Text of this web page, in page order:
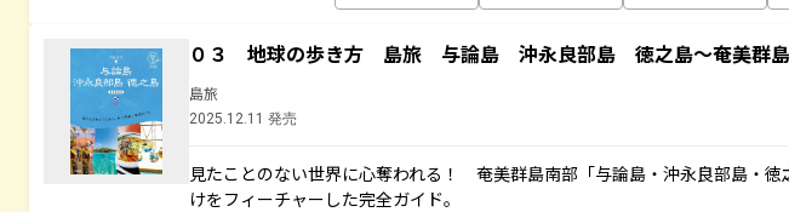
０３ 地球の歩き方 島旅 与論島 沖永良部島 徳之島～奄美群
島旅
2025.12.11 発売
見たことのない世界に心奪われる！ 奄美群島南部「与論島・沖永良部島・徳
けをフィーチャーした完全ガイド。